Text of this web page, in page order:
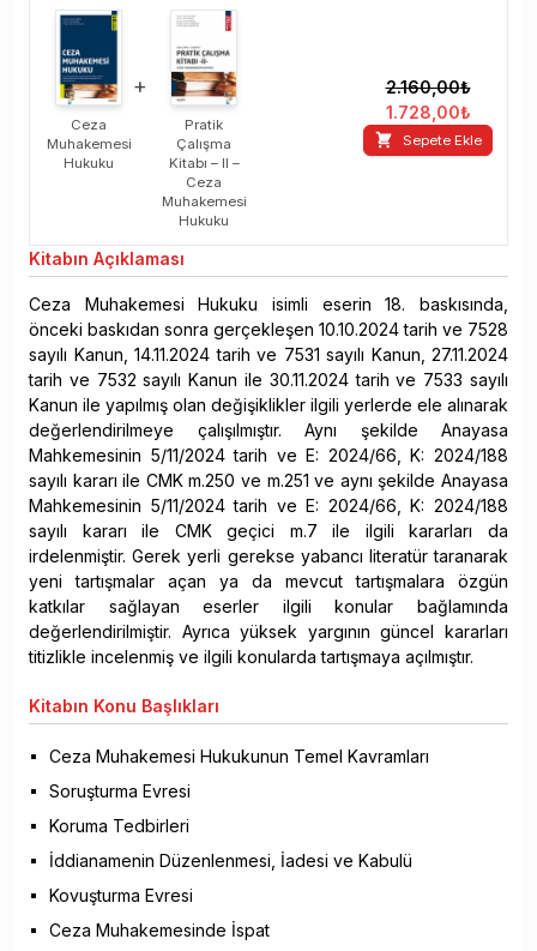
Ceza
Muhakemesi
Hukuku
+
Pratik
Çalışma
Kitabı – II –
Ceza
Muhakemesi
Hukuku
2.160,00₺
1.728,00₺
Sepete Ekle
Kitabın Açıklaması
Ceza Muhakemesi Hukuku isimli eserin 18. baskısında,
önceki baskıdan sonra gerçekleşen 10.10.2024 tarih ve 7528
sayılı Kanun, 14.11.2024 tarih ve 7531 sayılı Kanun, 27.11.2024
tarih ve 7532 sayılı Kanun ile 30.11.2024 tarih ve 7533 sayılı
Kanun ile yapılmış olan değişiklikler ilgili yerlerde ele alınarak
değerlendirilmeye çalışılmıştır. Aynı şekilde Anayasa
Mahkemesinin 5/11/2024 tarih ve E: 2024/66, K: 2024/188
sayılı kararı ile CMK m.250 ve m.251 ve aynı şekilde Anayasa
Mahkemesinin 5/11/2024 tarih ve E: 2024/66, K: 2024/188
sayılı kararı ile CMK geçici m.7 ile ilgili kararları da
irdelenmiştir. Gerek yerli gerekse yabancı literatür taranarak
yeni tartışmalar açan ya da mevcut tartışmalara özgün
katkılar sağlayan eserler ilgili konular bağlamında
değerlendirilmiştir. Ayrıca yüksek yargının güncel kararları
titizlikle incelenmiş ve ilgili konularda tartışmaya açılmıştır.
Kitabın Konu Başlıkları
Ceza Muhakemesi Hukukunun Temel Kavramları
Soruşturma Evresi
Koruma Tedbirleri
İddianamenin Düzenlenmesi, İadesi ve Kabulü
Kovuşturma Evresi
Ceza Muhakemesinde İspat